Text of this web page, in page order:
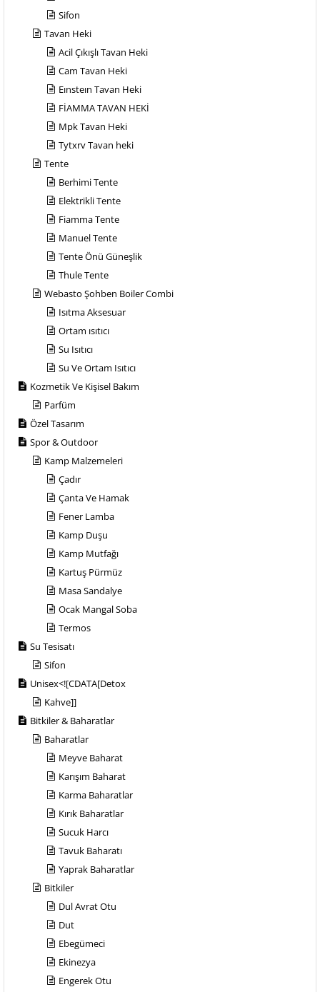
Sifon
Tavan Heki
Acil Çıkışlı Tavan Heki
Cam Tavan Heki
Eınsteın Tavan Heki
FİAMMA TAVAN HEKİ
Mpk Tavan Heki
Tytxrv Tavan heki
Tente
Berhimi Tente
Elektrikli Tente
Fiamma Tente
Manuel Tente
Tente Önü Güneşlik
Thule Tente
Webasto Şohben Boiler Combi
Isıtma Aksesuar
Ortam ısıtıcı
Su Isıtıcı
Su Ve Ortam Isıtıcı
Kozmetik Ve Kişisel Bakım
Parfüm
Özel Tasarım
Spor & Outdoor
Kamp Malzemeleri
Çadır
Çanta Ve Hamak
Fener Lamba
Kamp Duşu
Kamp Mutfağı
Kartuş Pürmüz
Masa Sandalye
Ocak Mangal Soba
Termos
Su Tesisatı
Sifon
Unisex<![CDATA[Detox
Kahve]]
Bitkiler & Baharatlar
Baharatlar
Meyve Baharat
Karışım Baharat
Karma Baharatlar
Kırık Baharatlar
Sucuk Harcı
Tavuk Baharatı
Yaprak Baharatlar
Bitkiler
Dul Avrat Otu
Dut
Ebegümeci
Ekinezya
Engerek Otu